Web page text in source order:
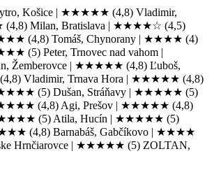
Košice | ★★★★★ (4,8) Vladimir,
(4,8) Milan, Bratislava | ★★★★☆ (4,5)
(4,8) Tomáš, Chynorany | ★★★★ (4)
(5) Peter, Trnovec nad vahom |
Žemberovce | ★★★★★ (4,8) Ľuboš,
(4,8) Vladimir, Trnava Hora | ★★★★★ (4,8)
(5) Dušan, Stráňavy | ★★★★★ (5)
(4,8) Agi, Prešov | ★★★★★ (4,8)
(5) Atila, Hucín | ★★★★★ (5)
(4,8) Barnabáš, Gabčíkovo | ★★★★
Hrnčiarovce | ★★★★★ (5) ZOLTAN,